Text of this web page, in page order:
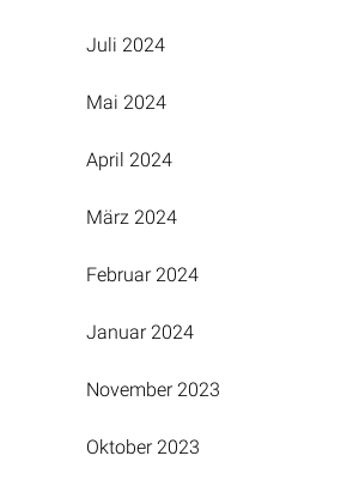
Juli 2024
Mai 2024
April 2024
März 2024
Februar 2024
Januar 2024
November 2023
Oktober 2023